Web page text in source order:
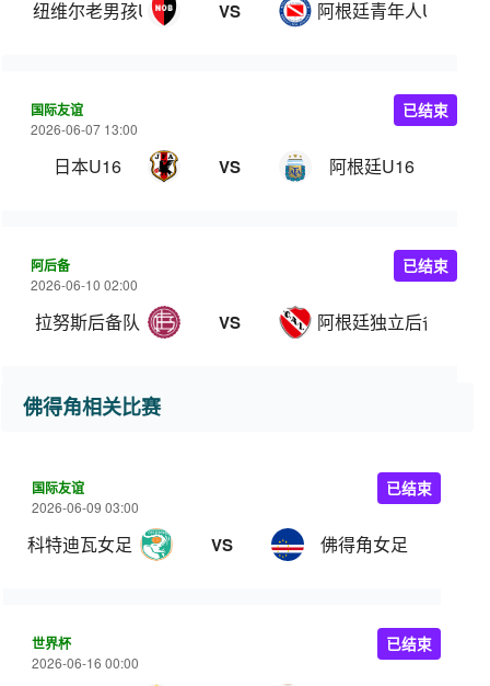
纽维尔老男孩U20 VS 阿根廷青年人U20
国际友谊
2026-06-07 13:00
日本U16 VS 阿根廷U16
已结束
阿后备
2026-06-10 02:00
拉努斯后备队 VS 阿根廷独立后备队
已结束
佛得角相关比赛
国际友谊
2026-06-09 03:00
科特迪瓦女足 VS 佛得角女足
已结束
世界杯
2026-06-16 00:00
已结束